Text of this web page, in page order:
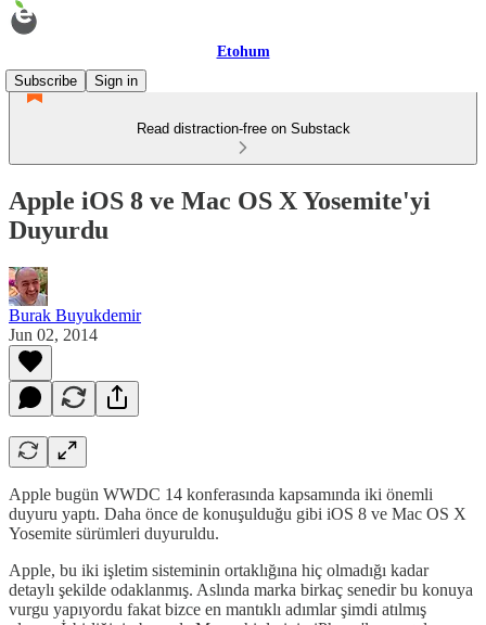
Etohum
Subscribe
Sign in
Read distraction-free on Substack
Apple iOS 8 ve Mac OS X Yosemite'yi
Duyurdu
Burak Buyukdemir
Jun 02, 2014
Apple bugün WWDC 14 konferasında kapsamında iki önemli
duyuru yaptı. Daha önce de konuşulduğu gibi iOS 8 ve Mac OS X
Yosemite sürümleri duyuruldu.
Apple, bu iki işletim sisteminin ortaklığına hiç olmadığı kadar
detaylı şekilde odaklanmış. Aslında marka birkaç senedir bu konuya
vurgu yapıyordu fakat bizce en mantıklı adımlar şimdi atılmış